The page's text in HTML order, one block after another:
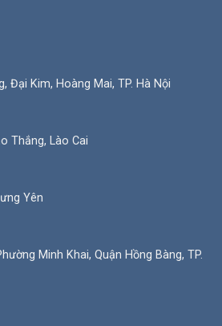
Đại Kim, Hoàng Mai, TP. Hà Nội
Thắng, Lào Cai
Yên
Minh Khai, Quận Hồng Bàng, TP.